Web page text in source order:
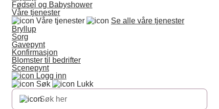
Fødsel og Babyshower
Våre tjenester
Våre tjenester
Se alle våre tjenester
Bryllup
Sorg
Gavepynt
Konfirmasjon
Blomster til bedrifter
Scenepynt
Logg inn
Søk
Lukk